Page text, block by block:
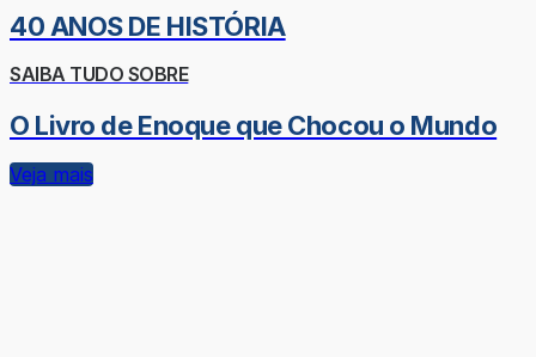
40 ANOS DE HISTÓRIA
SAIBA TUDO SOBRE
O Livro de Enoque que Chocou o Mundo
Veja mais